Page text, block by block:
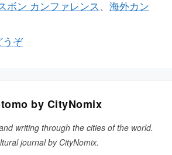
ボン カンファレンス 、 海外カン
うぞ
by CityNomix
writing through the cities of the world.
journal by CityNomix.